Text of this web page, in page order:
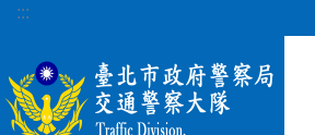
跳到主要內容區塊
:::